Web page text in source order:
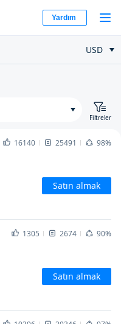
Yardım
USD
Filtreler
16140 25491
98%
Satın almak
1305 2674
90%
Satın almak